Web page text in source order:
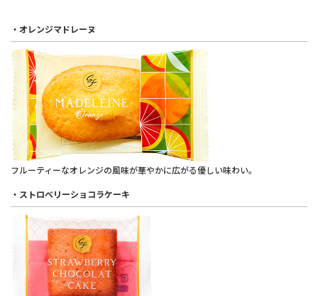
・オレンジマドレーヌ
フルーティーなオレンジの風味が華やかに広がる優しい味わい。
・ストロベリーショコラケーキ